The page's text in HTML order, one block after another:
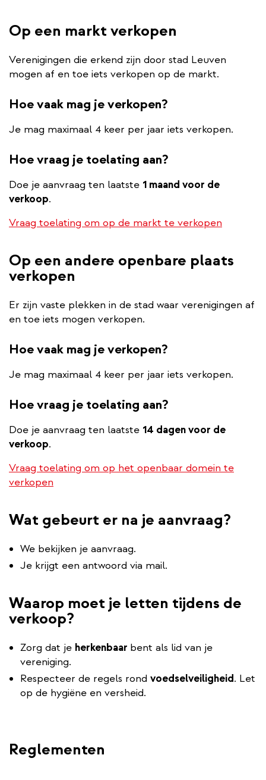
Op een markt verkopen
Verenigingen die erkend zijn door stad Leuven
mogen af en toe iets verkopen op de markt.
Hoe vaak mag je verkopen?
Je mag maximaal 4 keer per jaar iets verkopen.
Hoe vraag je toelating aan?
Doe je aanvraag ten laatste 1 maand voor de
verkoop.
Vraag toelating om op de markt te verkopen
Op een andere openbare plaats
verkopen
Er zijn vaste plekken in de stad waar verenigingen af
en toe iets mogen verkopen.
Hoe vaak mag je verkopen?
Je mag maximaal 4 keer per jaar iets verkopen.
Hoe vraag je toelating aan?
Doe je aanvraag ten laatste 14 dagen voor de
verkoop.
Vraag toelating om op het openbaar domein te
verkopen
Wat gebeurt er na je aanvraag?
We bekijken je aanvraag.
Je krijgt een antwoord via mail.
Waarop moet je letten tijdens de
verkoop?
Zorg dat je herkenbaar bent als lid van je
vereniging.
Respecteer de regels rond voedselveiligheid. Let
op de hygiëne en versheid.
Reglementen